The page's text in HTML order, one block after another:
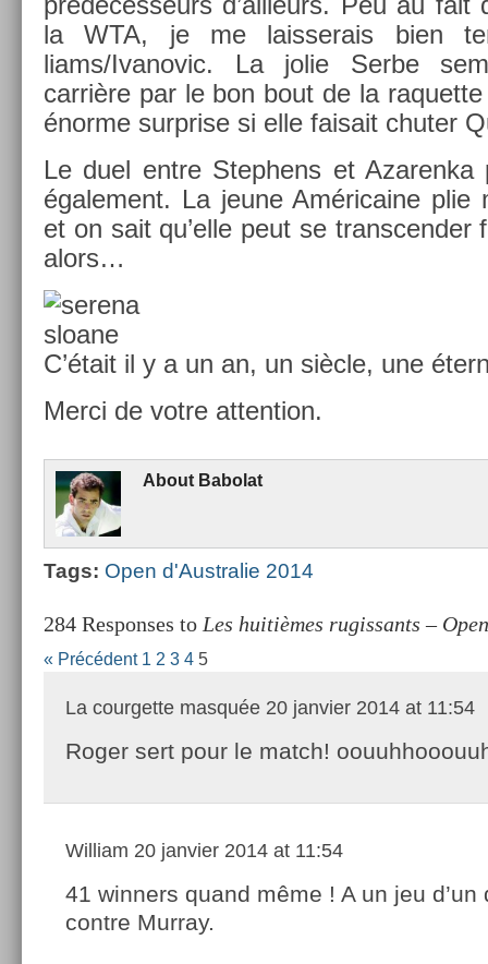
la WTA, je me lais­serais bien
liams/Ivanovic. La jolie Serbe
carrière par le bon bout de la
énorme sur­pr­ise si elle faisait chut­er
Le duel entre Step­hens et Azaren­ka
égale­ment. La jeune Américaine plie
et on sait qu’elle peut se trans­cend­er
alors…
C’était il y a un an, un siècle, une
Merci de votre at­ten­tion.
About Babolat
Tags: Open d'Australie 2014
284 Responses to Les huitièmes rugissants –
« Précédent 1 2 3 4 5
La courgette masquée 20 janvier 2014 at 11:54
Roger sert pour le match!
William 20 janvier 2014 at 11:54
41 winners quand même ! A un jeu d’un
contre Murray.